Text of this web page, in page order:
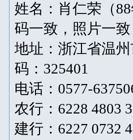
姓名：肖仁荣（
码一致，照片一
地址：浙江省温
码：325401
电话：0577-
农行：6228 4803
建行：6227